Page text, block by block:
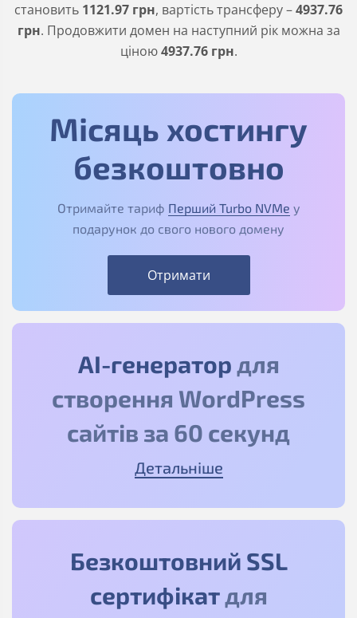
становить 1121.97 грн, вартість трансферу –4937.76
грн. Продовжити домен на наступний рік можна за
ціною4937.76грн.
Місяць хостингу
безкоштовно
Отримайте тариф Перший Turbo NVMe у
подарунок до свого нового домену
Отримати
АІ-генератордля
створення WordPress
сайтів за 60 секунд
Детальніше
Безкоштовний SSL
сертифікатдля